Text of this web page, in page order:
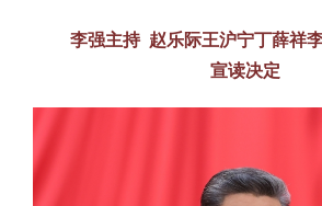
李强主持 赵乐际王沪宁丁薛祥
宣读决定